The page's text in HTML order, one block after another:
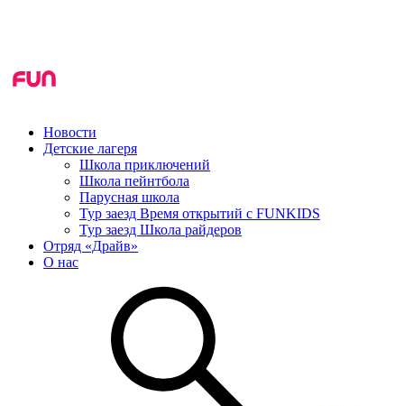
Новости
Детские лагеря
Школа приключений
Школа пейнтбола
Парусная школа
Тур заезд Время открытий с FUNKIDS
Тур заезд Школа райдеров
Отряд «Драйв»
О нас